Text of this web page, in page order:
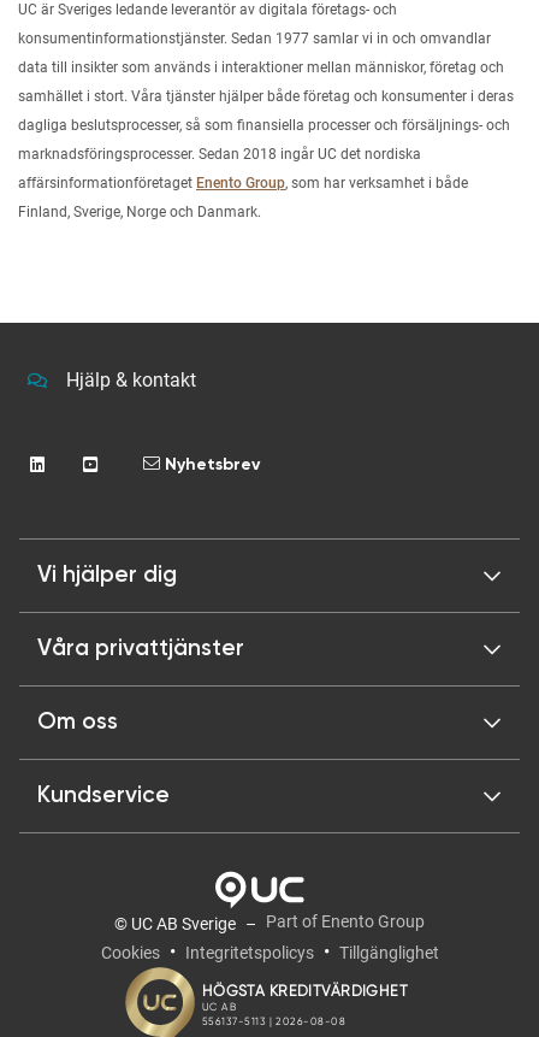
UC är Sveriges ledande leverantör av digitala företags- och
konsumentinformationstjänster. Sedan 1977 samlar vi in och omvandlar
data till insikter som används i interaktioner mellan människor, företag och
samhället i stort. Våra tjänster hjälper både företag och konsumenter i deras
dagliga beslutsprocesser, så som finansiella processer och försäljnings- och
marknadsföringsprocesser. Sedan 2018 ingår UC det nordiska
affärsinformationföretaget Enento Group, som har verksamhet i både
Finland, Sverige, Norge och Danmark.
Hjälp & kontakt
Nyhetsbrev
Vi hjälper dig
Våra privattjänster
Om oss
Kundservice
© UC AB Sverige
Part of Enento Group
Cookies
Integritetspolicys Tillgänglighet